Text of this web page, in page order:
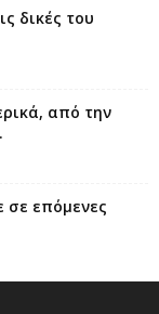
δικές του
από την
σε επόμενες